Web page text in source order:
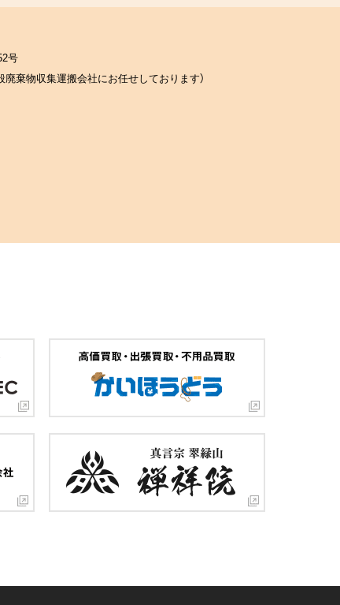
号
棄物収集運搬会社にお任せしております）